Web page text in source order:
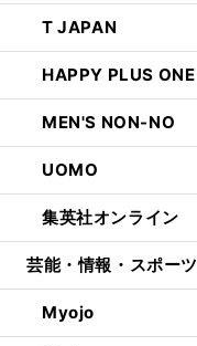
T JAPAN
HAPPY PLUS ONE
MEN'S NON-NO
UOMO
集英社オンライン
芸能・情報・スポーツ
Myojo